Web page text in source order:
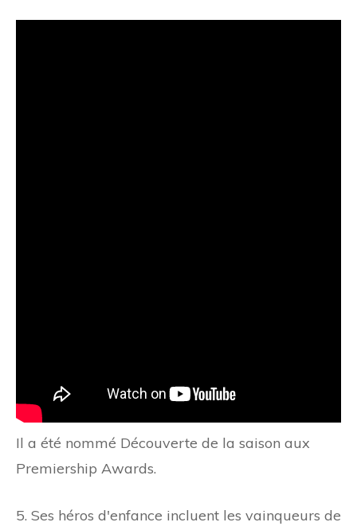
Il a été nommé Découverte de la saison aux
Premiership Awards.
5. Ses héros d'enfance incluent les vainqueurs de